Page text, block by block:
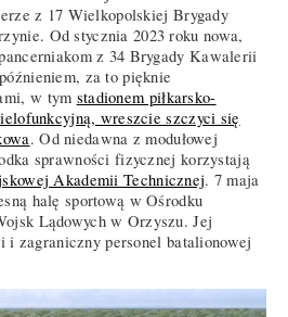
z 17 Wielkopolskiej Brygady
Od stycznia 2023 roku nowa,
z 34 Brygady Kawalerii
za to pięknie
w tym stadionem piłkarsko-
wreszcie szczyci się
. Od niedawna z modułowej
sprawności fizycznej korzystają
Akademii Technicznej. 7 maja
halę sportową w Ośrodku
Lądowych w Orzyszu. Jej
i zagraniczny personel batalionowej